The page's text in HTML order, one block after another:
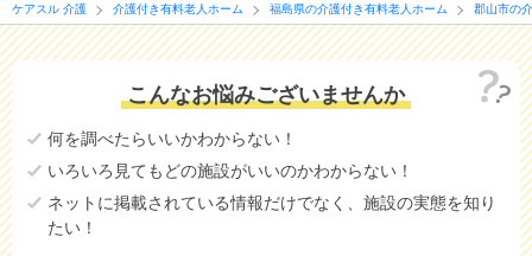
ケアスル 介護 介護付き有料老人ホーム 福島県の介護付き有料老人ホーム 郡山市の
こんなお悩みございませんか
何を調べたらいいかわからない！
いろいろ見てもどの施設がいいのかわからない！
ネットに掲載されている情報だけでなく、施設の実態を知り
たい！